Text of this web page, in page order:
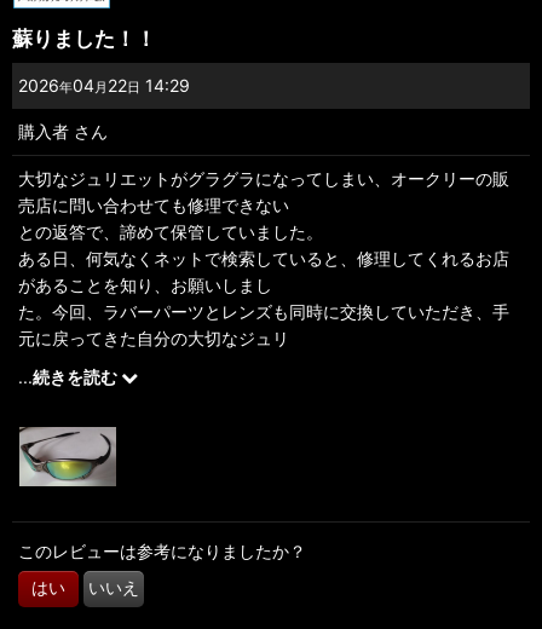
並び順:
蘇りました！！
2026年04月 22日 14:29
購入者 さん
大切なジュリエットがグラグラになってしまい、オークリーの販
売店に問い合わせても修理できない
との返答で、諦めて保管していました。
ある日、何気なくネットで検索していると、修理してくれるお店
があることを知り、お願いしまし
た。今回、ラバーパーツとレンズも同時に交換していただき、手
元に戻ってきた自分の大切なジュリ
エットが蘇り、また、使えるようにしてくださった事に感謝して
います。
に嬉しく、有難く思っております。
本当にありがとうございます。
...続きを読む
このレビューは参考になりましたか？
はい いいえ